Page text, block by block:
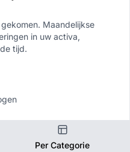
Maandelijkse
in uw activa,
tijd.
Per Categorie